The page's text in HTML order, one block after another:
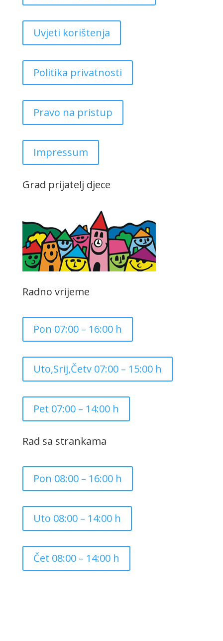
Uvjeti korištenja
Politika privatnosti
Pravo na pristup
Impressum
Grad prijatelj djece
Radno vrijeme
Pon 07:00 – 16:00 h
Uto,Srij,Četv 07:00 – 15:00 h
Pet 07:00 – 14:00 h
Rad sa strankama
Pon 08:00 – 16:00 h
Uto 08:00 – 14:00 h
Čet 08:00 – 14:00 h